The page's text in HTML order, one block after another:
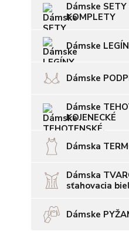
Dámske SETY
KOMPLETY
Dámske
Dámske
Dámske
KOJENECKÉ
Dámska
Dámska
sťahovacia
Dámske